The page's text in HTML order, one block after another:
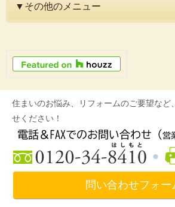
▼その他のメニュー
住まいのお悩み、リフォームのご要望など
せください！
問い合わせフォー